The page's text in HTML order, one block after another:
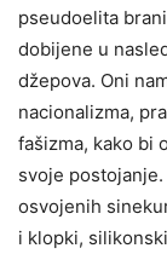
pseudoelita
dobijene u
džepova. Oni
nacionalizma,
fašizma, kako bi
svoje
osvojenih
i klopki,